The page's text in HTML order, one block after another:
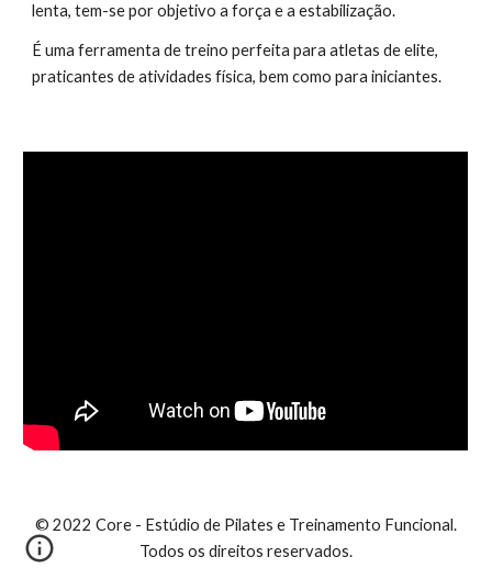
lenta, tem-se por objetivo a força e a estabilização.
É uma ferramenta de treino perfeita para atletas de elite,
praticantes de atividades física, bem como para iniciantes.
© 2022 Core - Estúdio de Pilates e Treinamento Funcional.
Todos os direitos reservados.